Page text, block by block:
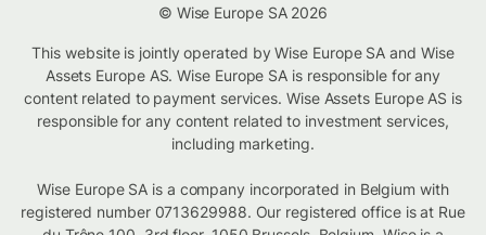
© Wise Europe SA 2026
This website is jointly operated by Wise Europe SA and Wise
Assets Europe AS. Wise Europe SA is responsible for any
content related to payment services. Wise Assets Europe AS is
responsible for any content related to investment services,
including marketing.
Wise Europe SA is a company incorporated in Belgium with
registered number 0713629988. Our registered office is at Rue